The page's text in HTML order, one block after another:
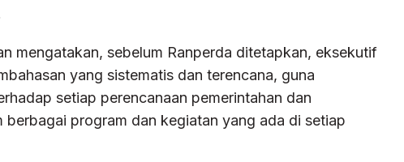
mengatakan, sebelum Ranperda ditetapkan, eksekutif
yang sistematis dan terencana, guna
setiap perencanaan pemerintahan dan
program dan kegiatan yang ada di setiap